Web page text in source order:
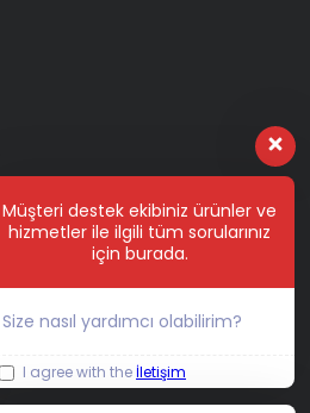
Müşteri destek ekibiniz ürünler ve
hizmetler ile ilgili tüm sorularınız
için burada.
Size nasıl yardımcı olabilirim?
I agree with the İletişim